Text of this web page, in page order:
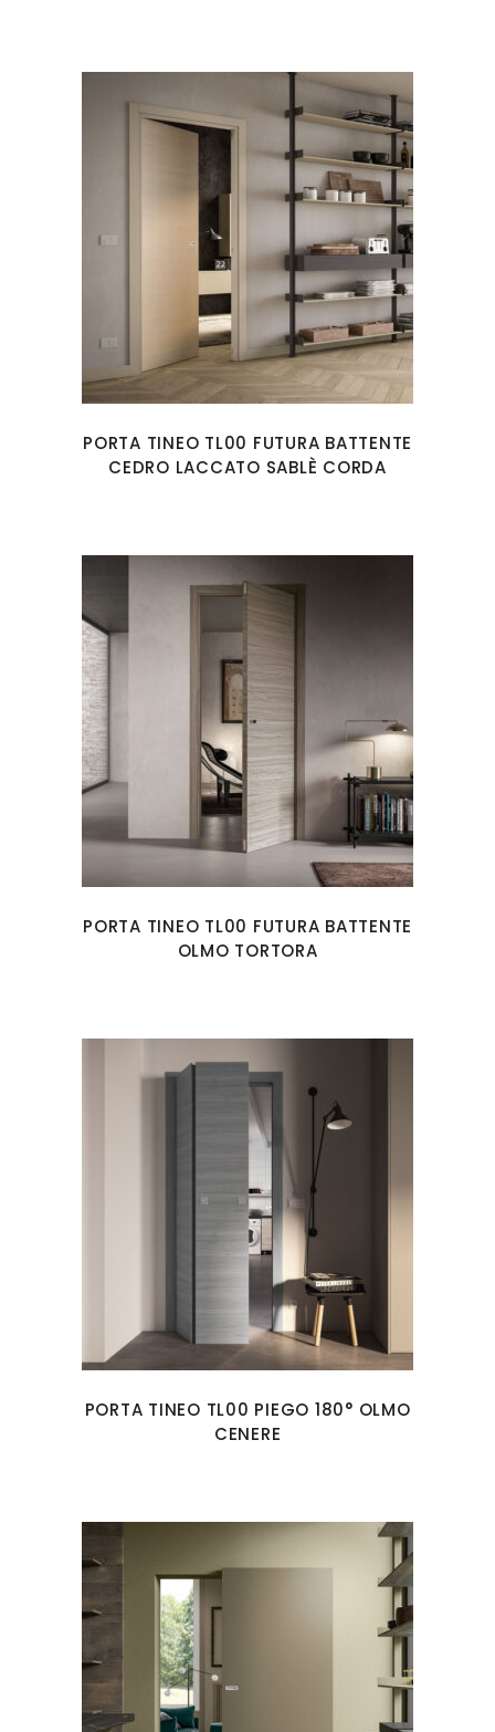
PORTA TINEO TL00 FUTURA BATTENTE
CEDRO LACCATO SABLÈ CORDA
PORTA TINEO TL00 FUTURA BATTENTE
OLMO TORTORA
PORTA TINEO TL00 PIEGO 180° OLMO
CENERE